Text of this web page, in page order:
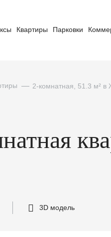
Квартиры Парковки
2-комнатная, 51.3 м²
3D модель